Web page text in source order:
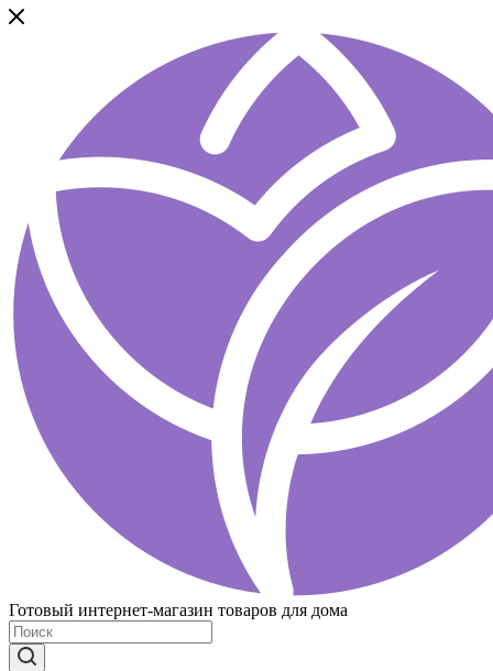
Готовый интернет-магазин товаров для дома